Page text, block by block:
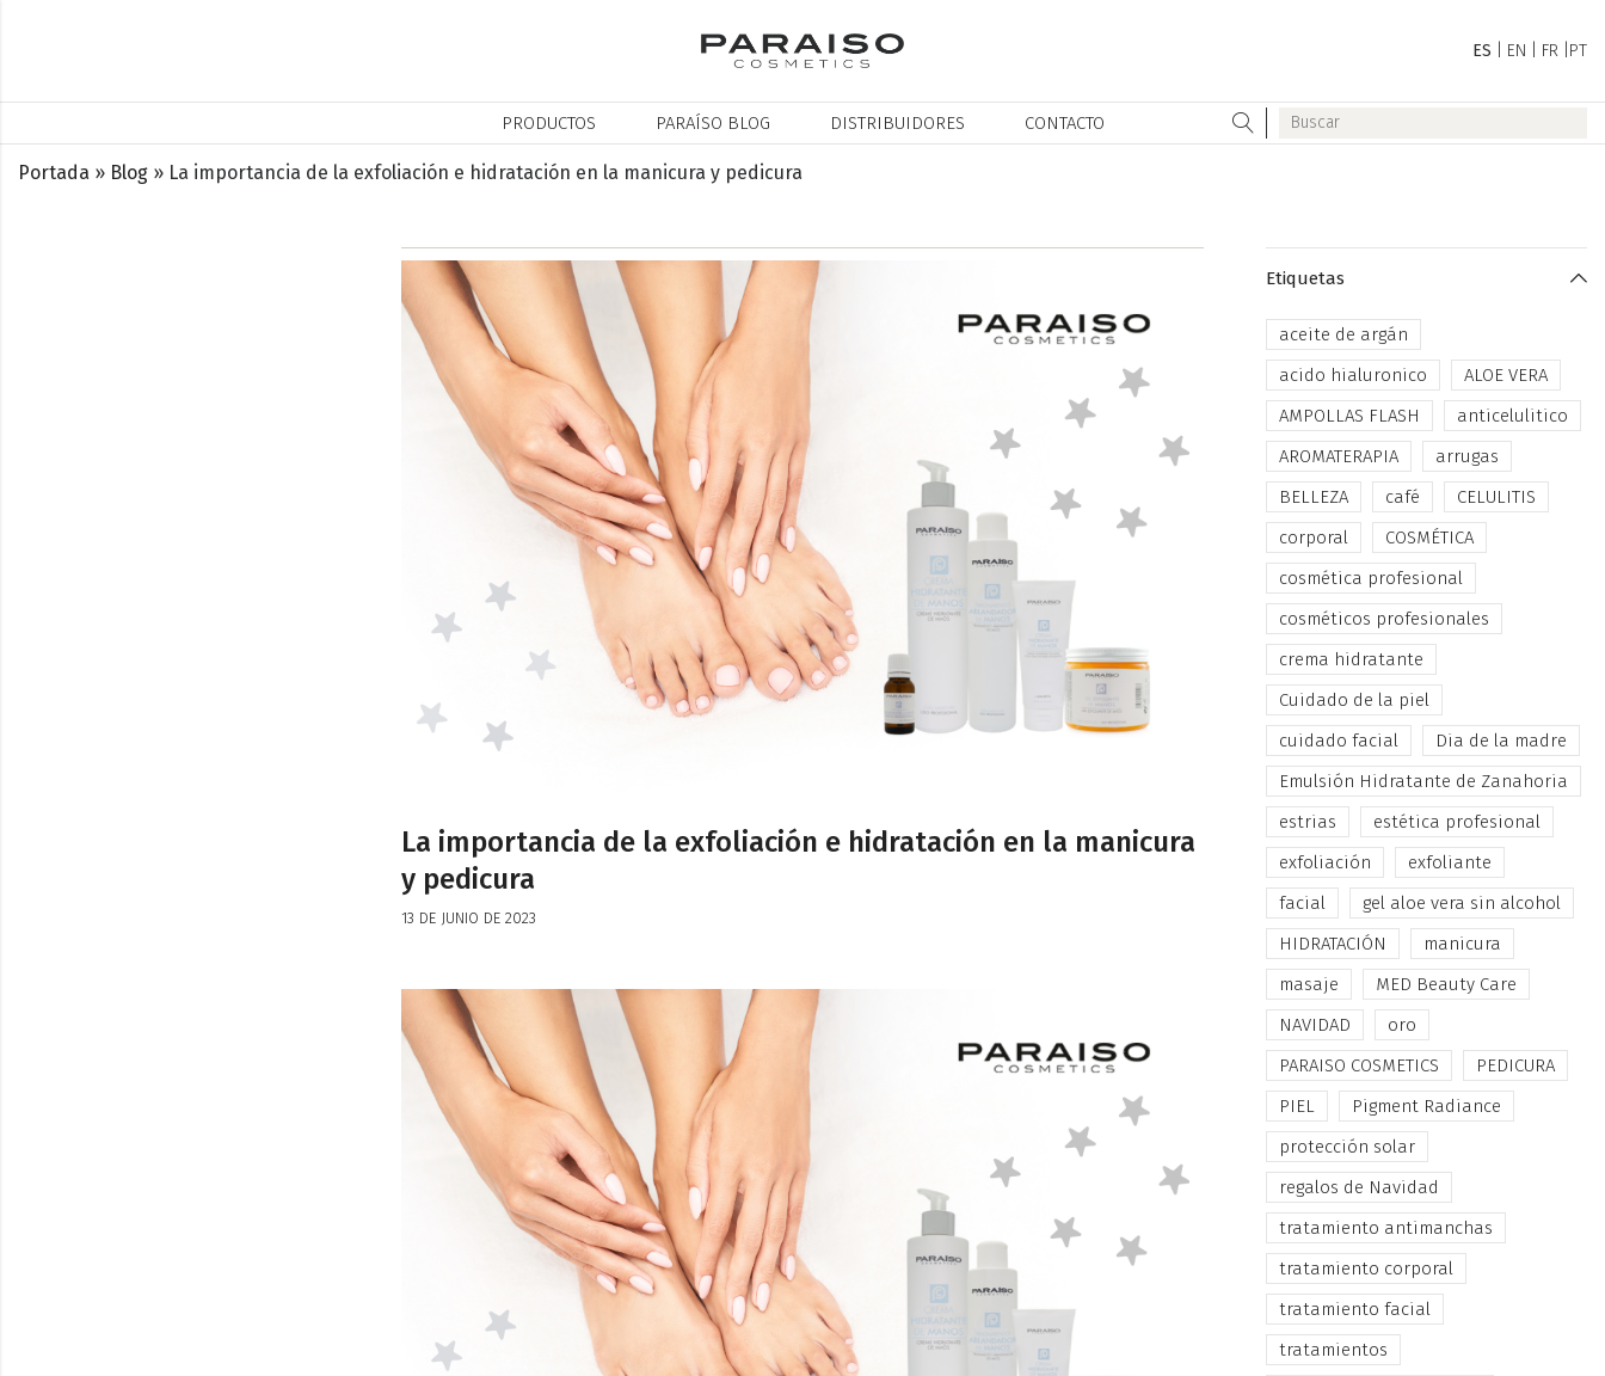
ES EN FR PT
PRODUCTOS PARAÍSO BLOG DISTRIBUIDORES CONTACTO
Portada » Blog » La importancia de la exfoliación e hidratación en la manicura y pedicura
La importancia de la exfoliación e hidratación en la manicura
y pedicura
13 DE JUNIO DE 2023
Etiquetas
aceite de argán
acido hialuronico
ALOE VERA
AMPOLLAS FLASH
anticelulitico
AROMATERAPIA
arrugas
BELLEZA
café
CELULITIS
corporal
COSMÉTICA
cosmética profesional
cosméticos profesionales
crema hidratante
Cuidado de la piel
cuidado facial
Dia de la madre
Emulsión Hidratante de Zanahoria
estrias
estética profesional
exfoliación
exfoliante
facial
gel aloe vera sin alcohol
HIDRATACIÓN
manicura
masaje
MED Beauty Care
NAVIDAD
oro
PARAISO COSMETICS
PEDICURA
PIEL
Pigment Radiance
protección solar
regalos de Navidad
tratamiento antimanchas
tratamiento corporal
tratamiento facial
tratamientos